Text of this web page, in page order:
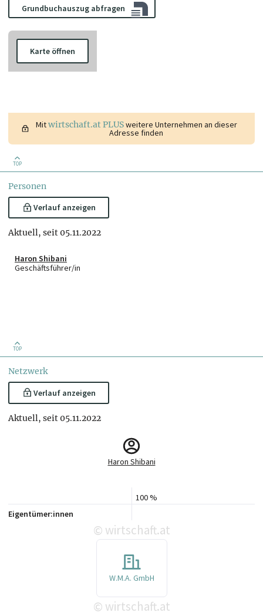
Grundbuchauszug abfragen
Karte öffnen
Mitwirtschaft.at PLUSweitere Unternehmen an dieser
Adresse finden
TOP
Personen
Verlauf anzeigen
Aktuell, seit 05.11.2022
Haron Shibani
Geschäftsführer/in
TOP
Netzwerk
Verlauf anzeigen
Aktuell, seit 05.11.2022
Haron Shibani
100 %
Eigentümer:innen
© wirtschaft.at
W.M.A. GmbH
© wirtschaft.at